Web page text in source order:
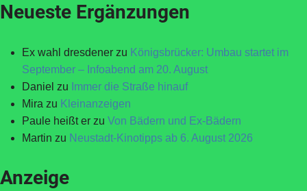
Neueste Ergänzungen
Ex wahl dresdener zu Königsbrücker: Umbau startet im
September – Infoabend am 20. August
Daniel zu Immer die Straße hinauf
Mira zu Kleinanzeigen
Paule heißt er zu Von Bädern und Ex-Bädern
Martin zu Neustadt-Kinotipps ab 6. August 2026
Anzeige